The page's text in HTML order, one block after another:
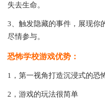
失去生命。
3、触发隐藏的事件，展现你
尽情参与。
恐怖学校游戏优势：
1，第一视角打造沉浸式的恐
2，游戏的玩法很简单